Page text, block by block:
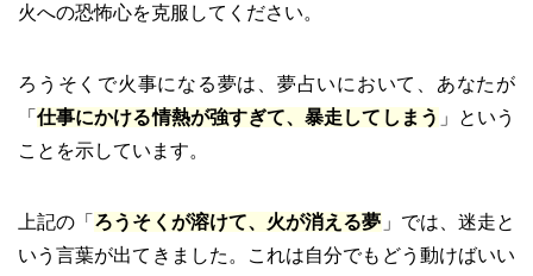
火への恐怖心を克服してください。
ろうそくで火事になる夢は、夢占いにおいて、あなたが
「仕事にかける情熱が強すぎて、暴走してしまう 」という
ことを示しています。
上記の「 ろうそくが溶けて、火が消える夢 」では、迷走と
いう言葉が出てきました。これは自分でもどう動けばいい